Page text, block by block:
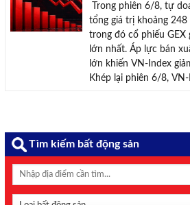
Trong phiên 6/8, tự
tổng giá trị khoảng
trong đó cổ phiếu GEX
lớn nhất. Áp lực bán
lớn khiến VN-Index
Khép lại phiên 6/8, VN-
Tìm kiếm bất động sản